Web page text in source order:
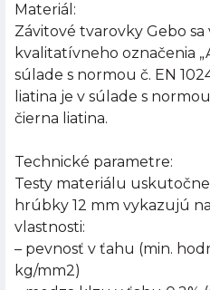
Materiál:
Závitové tvarovky Gebo
kvalitatívneho označenia
súlade s normou č. EN
liatina je v súlade s
čierna liatina.
Technické parametre:
Testy materiálu
hrúbky 12 mm vykazujú
vlastnosti:
– pevnosť v ťahu (min.
kg/mm2)